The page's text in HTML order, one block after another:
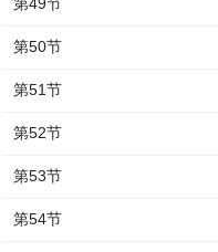
第50节
第51节
第52节
第53节
第54节